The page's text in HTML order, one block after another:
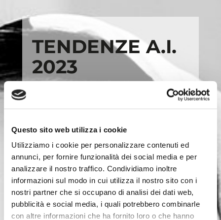
Questo sito web utilizza i cookie
Utilizziamo i cookie per personalizzare contenuti ed
annunci, per fornire funzionalità dei social media e per
analizzare il nostro traffico. Condividiamo inoltre
informazioni sul modo in cui utilizza il nostro sito con i
nostri partner che si occupano di analisi dei dati web,
pubblicità e social media, i quali potrebbero combinarle
con altre informazioni che ha fornito loro o che hanno
TENDENZE A.I.
2023
Tutti i modelli più iconici del passato
tornato di tendenza, ma in una veste
nuova.
Lelinee, imateriali e ivolumisono
statireinterpretatiper aggiungere un
tocco attuale di stile e classe.I nuovi